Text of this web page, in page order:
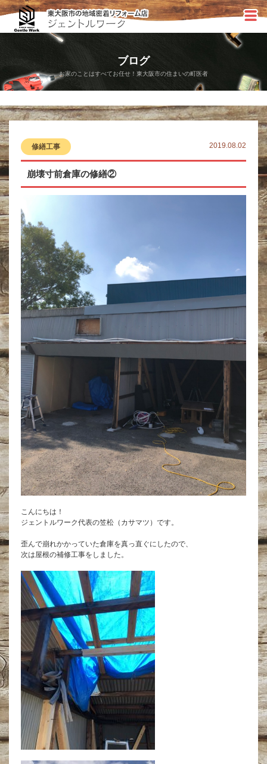
ブログ
お家のことはすべてお任せ！東大阪市の住まいの町医者
修繕工事 2019.08.02
崩壊寸前倉庫の修繕②
こんにちは！
ジェントルワーク代表の笠松（カサマツ）です。
歪んで崩れかかっていた倉庫を真っ直ぐにしたので、
次は屋根の補修工事をしました。